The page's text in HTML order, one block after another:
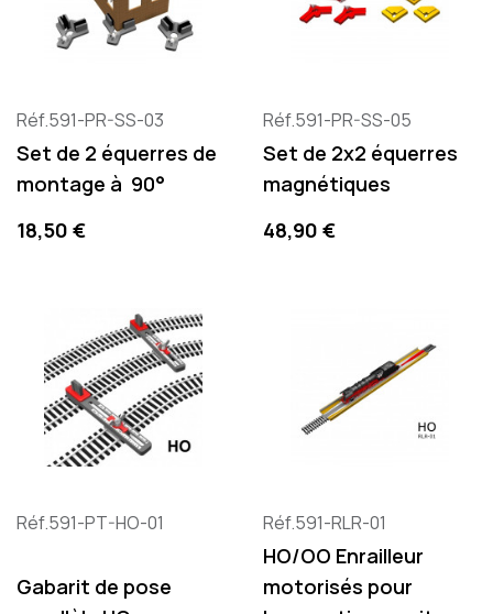
Réf.591-PR-SS-03
Set de 2 équerres de
montage à 90°
Prix
18,50 €
Réf.591-PR-SS-05
Set de 2x2 équerres
magnétiques
Prix
48,90 €
Réf.591-PT-HO-01
Gabarit de pose
Réf.591-RLR-01
HO/OO Enrailleur
motorisés pour